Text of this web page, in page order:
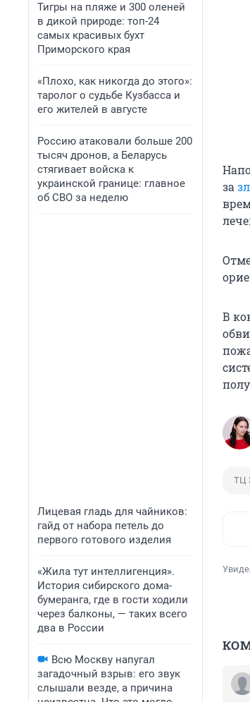
Тигры на пляже и 300 оленей
в дикой природе: топ-24
самых красивых бухт
Приморского края
«Плохо, как никогда до этого»:
таролог о судьбе Кузбасса и
его жителей в августе
Россию атаковали больше 200
тысяч дронов, а Беларусь
стягивает войска к
украинской границе: главное
об СВО за неделю
Лицевая гладь для чайников:
гайд от набора петель до
первого готового изделия
«Жила тут интеллигенция».
История сибирского дома-
бумеранга, где в гости ходили
через балконы, — таких всего
два в России
Всю Москву напугал
загадочный взрыв: его звук
слышали везде, а причина
за
В
ТЦ